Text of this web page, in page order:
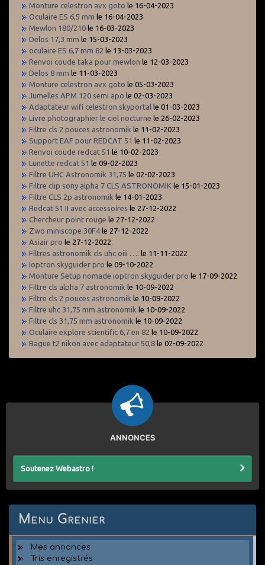
Monture celestron avx goto le 16-04-2023
Oculaire ES 6,5 mm le 16-04-2023
Mewlon 180/210 le 16-03-2023
Delos 17,3 mm le 15-03-2023
oculaire ES 6,7 mm 82 le 13-03-2023
Renvoi coude taka pour mewlon le 12-03-2023
Delos 8 mm le 11-03-2023
Monture celestron avx goto le 05-03-2023
Jumelles APM 120 semi apo le 02-03-2023
Adaptateur wifi celestron skyportal le 01-03-2023
Livre photographier le ciel nocturne le 26-02-2023
Filtre cls 2 pouces astronomik le 11-02-2023
Support EAF pour REDCAT 51 le 11-02-2023
Renvoi coude redcat 51 le 10-02-2023
Lunette redcat 51 le 09-02-2023
Filtre UHC Astronomik 31,75 le 02-02-2023
Filtre clip sony alpha 7 CLS ASTRONOMIK le 15-01-2023
Filtre CLS 2p astronomik le 14-01-2023
Redcat 51 II avec accessoires le 27-12-2022
Chercheur point rouge le 27-12-2022
Zwo miniscope 30F4 le 27-12-2022
Asiair pro le 27-12-2022
Filtres astronomik cls uhc oiii ….
le 11-11-2022
Ioptron skyguider pro le 09-10-2022
Monture Setup nomade ioptron skyguider pro le 17-09-2022
Filtre cls alpha 7 astronomik le 10-09-2022
Filtre cls 2 pouces astronomik le 10-09-2022
Filtre uhc 31,75 mm astronomik le 10-09-2022
Filtre cls 31,75 mm astronomik le 10-09-2022
Oculaire explore scientific 6,7 en 82 le 10-09-2022
Bague t2 nikon avec adaptateur 50,8 le 02-09-2022
ANNONCES
Soutenez Webastro !
Menu Grenier
Mes annonces
Tris enregistrés